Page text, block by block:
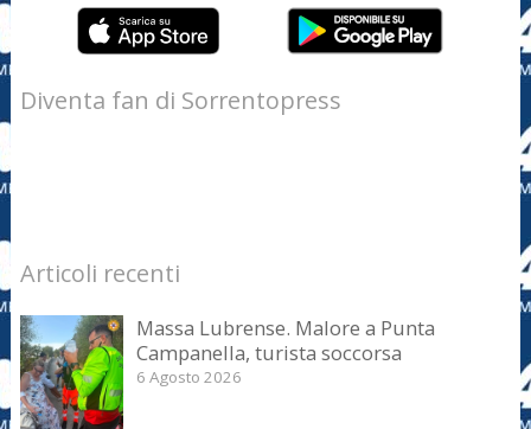
Diventa fan di Sorrentopress
Articoli recenti
Massa Lubrense. Malore a Punta
Campanella, turista soccorsa
6 Agosto 2026